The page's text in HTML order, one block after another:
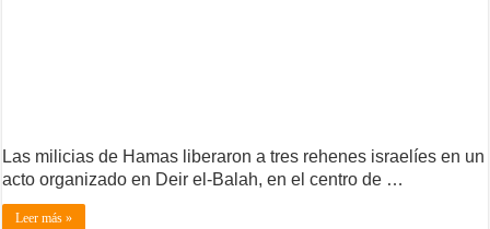
Las milicias de Hamas liberaron a tres rehenes israelíes en un
acto organizado en Deir el-Balah, en el centro de …
Leer más »